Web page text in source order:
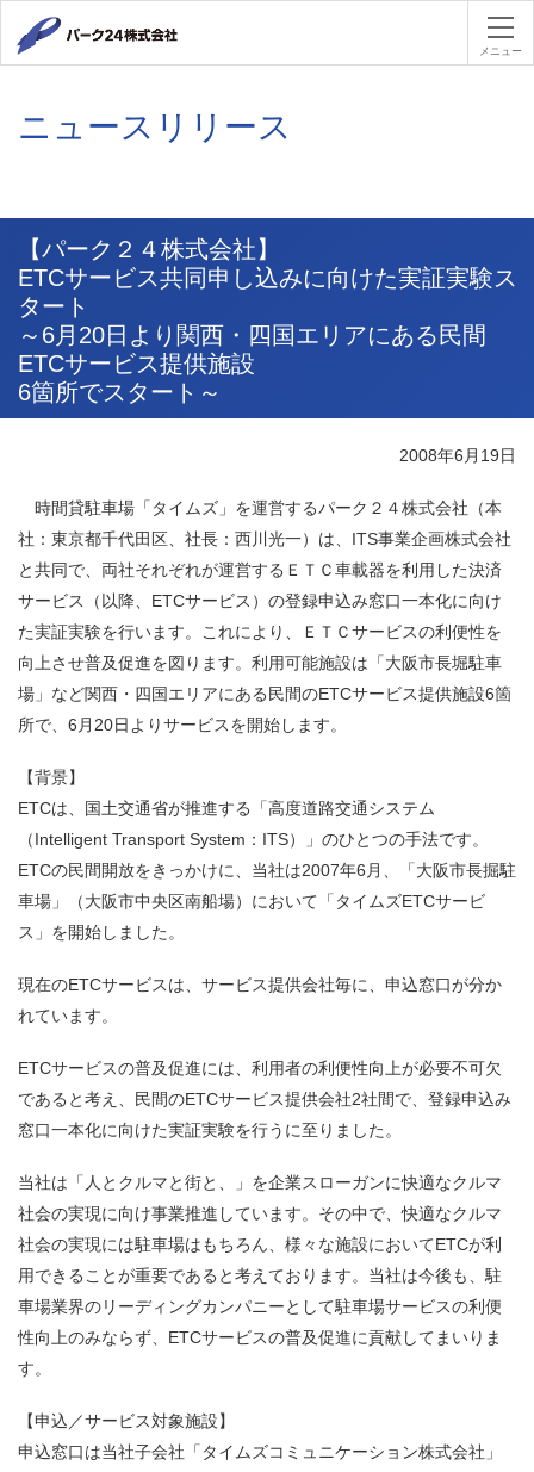
パーク２
メニュー
ニュースリリース
【パーク２４株式会社】
ETCサービス共同申し込みに向けた実証実験ス
タート
～6月20日より関西・四国エリアにある民間
ETCサービス提供施設
6箇所でスタート～
2008年6月19日
時間貸駐車場「タイムズ」を運営するパーク２４株式会社（本
社：東京都千代田区、社長：西川光一）は、ITS事業企画株式会社
と共同で、両社それぞれが運営するＥＴＣ車載器を利用した決済
サービス（以降、ETCサービス）の登録申込み窓口一本化に向け
た実証実験を行います。これにより、ＥＴＣサービスの利便性を
向上させ普及促進を図ります。利用可能施設は「大阪市長堀駐車
場」など関西・四国エリアにある民間のETCサービス提供施設6箇
所で、6月20日よりサービスを開始します。
【背景】
ETCは、国土交通省が推進する「高度道路交通システム
（Intelligent Transport System：ITS）」のひとつの手法です。
ETCの民間開放をきっかけに、当社は2007年6月、「大阪市長掘駐
車場」（大阪市中央区南船場）において「タイムズETCサービ
ス」を開始しました。
現在のETCサービスは、サービス提供会社毎に、申込窓口が分か
れています。
ETCサービスの普及促進には、利用者の利便性向上が必要不可欠
であると考え、民間のETCサービス提供会社2社間で、登録申込み
窓口一本化に向けた実証実験を行うに至りました。
当社は「人とクルマと街と、」を企業スローガンに快適なクルマ
社会の実現に向け事業推進しています。その中で、快適なクルマ
社会の実現には駐車場はもちろん、様々な施設においてETCが利
用できることが重要であると考えております。当社は今後も、駐
車場業界のリーディングカンパニーとして駐車場サービスの利便
性向上のみならず、ETCサービスの普及促進に貢献してまいりま
す。
【申込／サービス対象施設】
申込窓口は当社子会社「タイムズコミュニケーション株式会社」